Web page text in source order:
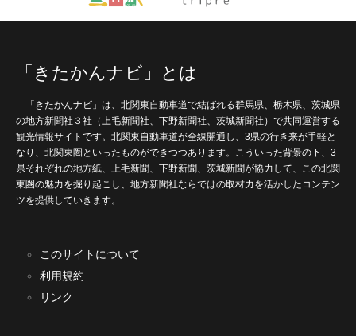
「きたかんナビ」とは
「きたかんナビ」は、北関東自動車道で結ばれる群馬県、栃木県、茨城県
の地方新聞社３社（上毛新聞社、下野新聞社、茨城新聞社）で共同運営する
観光情報サイトです。北関東自動車道が全線開通し、3県の行き来が手軽と
なり、北関東圏といったものができつつあります。こういった背景の下、3
県それぞれの地方紙、上毛新聞、下野新聞、茨城新聞が協力して、この北関
東圏の魅力を掘り起こし、地方新聞社ならではの取材力を活かしたコンテン
ツを提供していきます。
このサイトについて
利用規約
リンク